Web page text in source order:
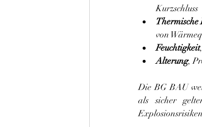
Kurzschluss
Thermische
von
Feuchtigkeit
Alterung,
Die BG BAU
als sicher